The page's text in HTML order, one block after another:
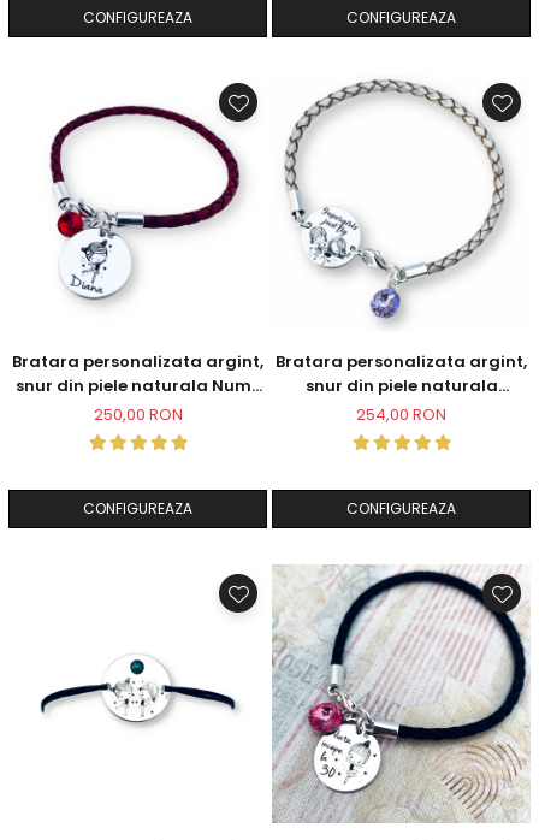
CONFIGUREAZA CONFIGUREAZA
Bratara personalizata argint,
snur din piele naturala Nume
& Simbol
250,00 RON
CONFIGUREAZA
Bratara personalizata argint,
snur din piele naturala
Supergirls
254,00 RON
CONFIGUREAZA